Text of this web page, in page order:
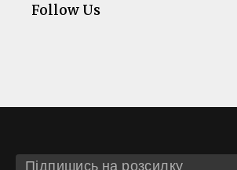
Follow Us